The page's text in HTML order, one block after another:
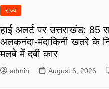
राज्य
हाई अलर्ट पर उत्तराखंड: 85
अलकनंदा-मंदाकिनी खतरे के
मलबे में दबी कार
admin August 6, 2026